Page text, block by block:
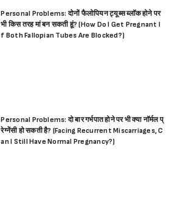
Personal Problems: दोनों फैलोपियन ट्यूब्स ब्लॉक होने पर
भी किस तरह मां बन सकती हूं? (How Do I Get Pregnant I
f Both Fallopian Tubes Are Blocked?)
Personal Problems: दो बार गर्भपात होने पर भी क्या नॉर्मल प्
रेग्नेंसी हो सकती है? (Facing Recurrent Miscarriages, C
an I Still Have Normal Pregnancy?)